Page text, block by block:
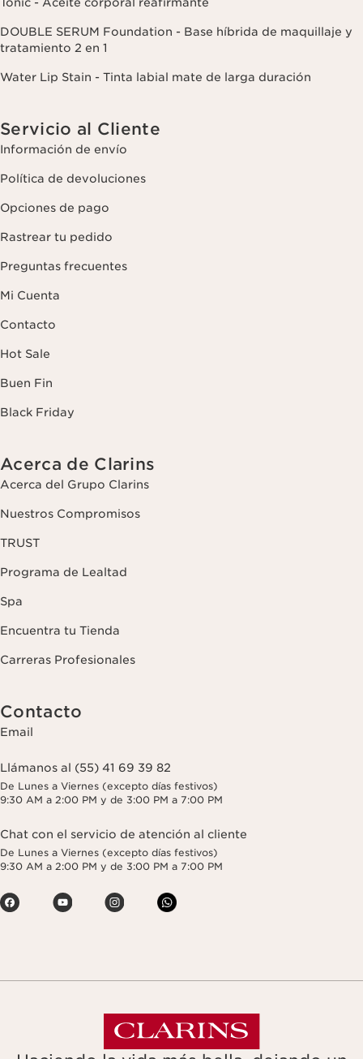
DOUBLE SERUM Foundation - Base híbrida de maquillaje y
tratamiento 2 en 1
Water Lip Stain - Tinta labial mate de larga duración
Servicio al Cliente
Información de envío
Política de devoluciones
Opciones de pago
Rastrear tu pedido
Preguntas frecuentes
Mi Cuenta
Contacto
Hot Sale
Buen Fin
Black Friday
Acerca de Clarins
Acerca del Grupo Clarins
Nuestros Compromisos
TRUST
Programa de Lealtad
Spa
Encuentra tu Tienda
Carreras Profesionales
Contacto
Email
Llámanos al (55) 41 69 39 82
De Lunes a Viernes (excepto días festivos)
9:30 AM a 2:00 PM y de 3:00 PM a 7:00 PM
Chat con el servicio de atención al cliente
De Lunes a Viernes (excepto días festivos)
9:30 AM a 2:00 PM y de 3:00 PM a 7:00 PM